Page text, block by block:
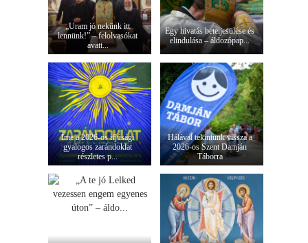
„Uram jó nekünk itt
lennünk!” – felolvasókat
avatt...
Egy hivatás beteljesülése és
elindulása – áldozópap...
Íme a 2026-os ifjúsági
gyalogos zarándoklat
részletes p...
Hálával tekintünk vissza a
2026-os Szent Damján
Táborra